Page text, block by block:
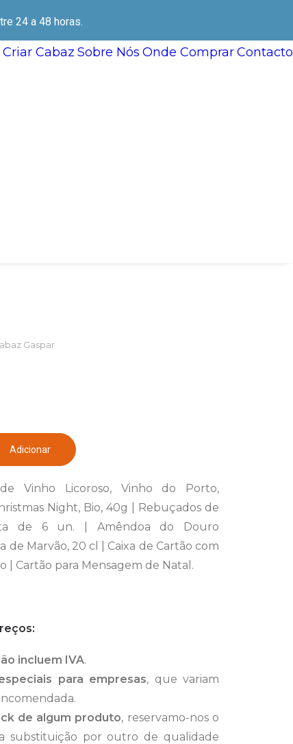
24 a 48 horas.
Criar Cabaz Sobre Nós Onde Comprar
Gaspar
Adicionar
de Vinho Licoroso, Vinho do Porto,
Night, Bio, 40g | Rebuçados de
de 6 un. | Amêndoa do Douro
de Marvão, 20 cl | Caixa de Cartão com
| Cartão para Mensagem de Natal.
incluem IVA.
para empresas, que variam
de algum produto, reservamo-nos o
substituição por outro de qualidade